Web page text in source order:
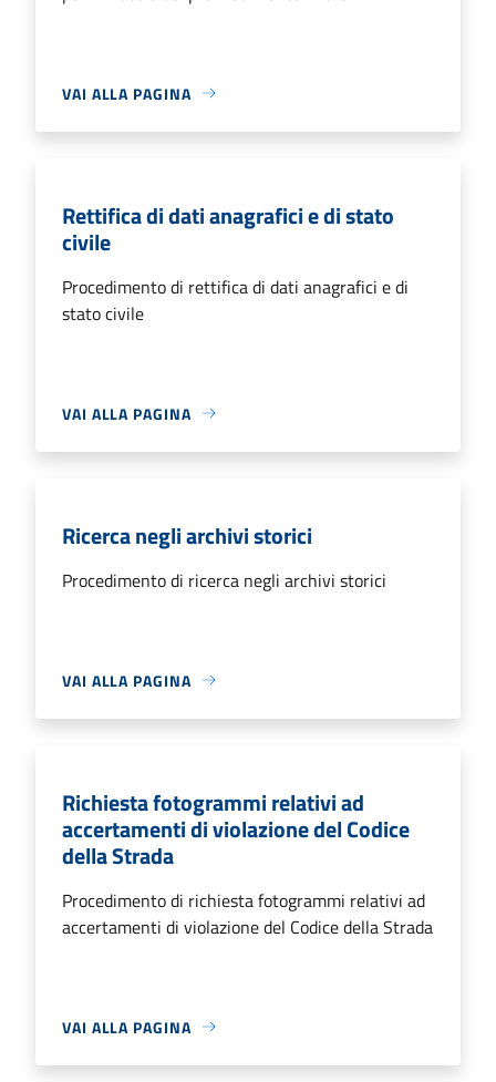
VAI ALLA PAGINA
Rettifica di dati anagrafici e di stato
civile
Procedimento di rettifica di dati anagrafici e di
stato civile
VAI ALLA PAGINA
Ricerca negli archivi storici
Procedimento di ricerca negli archivi storici
VAI ALLA PAGINA
Richiesta fotogrammi relativi ad
accertamenti di violazione del Codice
della Strada
Procedimento di richiesta fotogrammi relativi ad
accertamenti di violazione del Codice della Strada
VAI ALLA PAGINA